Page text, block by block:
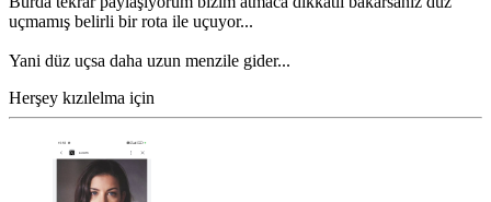
uçmamış belirli bir rota ile uçuyor...
Yani düz uçsa daha uzun menzile gider...
Herşey kızılelma için